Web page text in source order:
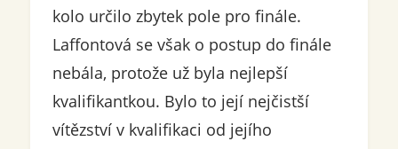
kolo určilo zbytek pole pro finále.
Laffontová se však o postup do finále
nebála, protože už byla nejlepší
kvalifikantkou. Bylo to její nejčistší
vítězství v kvalifikaci od jejího